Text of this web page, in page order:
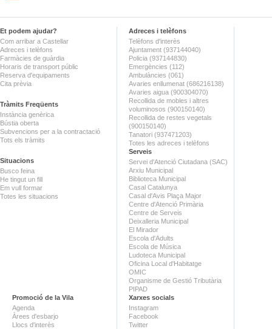
Et podem ajudar?
Com arribar a Castellar
Adreces i telèfons
Farmàcies de guàrdia
Horaris de transport públic
Reserva d'equipaments
Cita prèvia
Tràmits Freqüents
Instància genèrica
Bústia oberta
Subvencions per a la contractació
Tots els tràmits
Situacions
Busco feina
He tingut un fill
Em vull formar
Totes les situacions
Adreces i telèfons
Telèfons d'interès
Ajuntament (937144040)
Policia (937144830)
Emergències (112)
Ambulàncies (061)
Avaries enllumenat (686216138)
Avaries aigua (900304070)
Recollida de mobles i altres
voluminosos (900150140)
Recollida de restes vegetals
(900150140)
Tanatori (937471203)
Totes les adreces i telèfons
Serveis
Servei d'Atenció Ciutadana (SAC)
Arxiu Municipal
Biblioteca Municipal
Casal Catalunya
Casal d'Avis Plaça Major
Centre d'Atenció Primària
Centre de Serveis
Deixalleria Municipal
El Mirador
Escola d'Adults
Escola de Música
Ludoteca Municipal
Oficina Local d'Habitatge
OMIC
Organisme de Gestió Tributària
PIPAD
Promoció de la Vila
Agenda
Àrees d'esbarjo
Llocs d'interès
Xarxes socials
Instagram
Facebook
Twitter